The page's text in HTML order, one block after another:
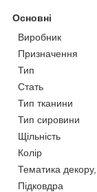
Основні
Виробник
Призначення
Тип
Стать
Тип тканини
Тип сировини
Щільність
Колір
Тематика
Підковдра